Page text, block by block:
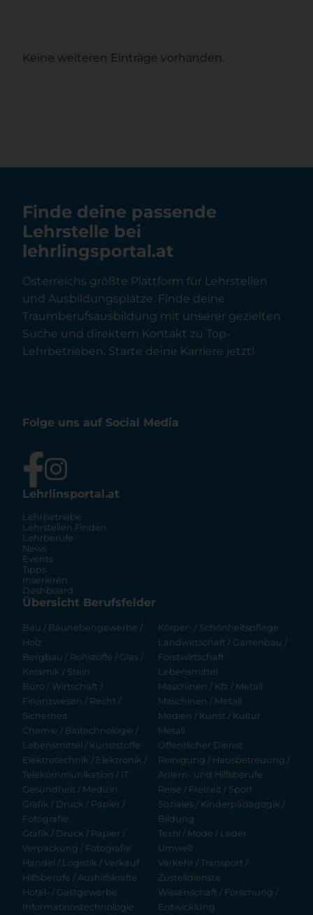
Keine weiteren Einträge vorhanden.
Finde deine passende
Lehrstelle bei
lehrlingsportal.at
Österreichs größte Plattform für Lehrstellen
und Ausbildungsplätze. Finde deine
Traumberufsausbildung mit unserer gezielten
Suche und direktem Kontakt zu Top-
Lehrbetrieben. Starte deine Karriere jetzt!
Folge uns auf Social Media
Lehrlinsportal.at
Lehrbetriebe
Lehrstellen Finden
Lehrberufe
News
Events
Tipps
Inserieren
Dashboard
Übersicht Berufsfelder
Bau / Baunebengewerbe /
Holz
Bergbau / Rohstoffe / Glas /
Keramik / Stein
Büro / Wirtschaft /
Finanzwesen / Recht /
Sicherheit
Chemie / Biotechnologie /
Lebensmittel / Kunststoffe
Elektrotechnik / Elektronik /
Telekommunikation / IT
Gesundheit / Medizin
Grafik / Druck / Papier /
Fotografie
Grafik / Druck / Papier /
Verpackung / Fotografie
Handel / Logistik / Verkauf
Hilfsberufe / Aushilfskräfte
Hotel- / Gastgewerbe
Informationstechnologie
Körper- / Schönheitspflege
Landwirtschaft / Gartenbau /
Forstwirtschaft
Lebensmittel
Maschinen / Kfz / Metall
Maschinen / Metall
Medien / Kunst / Kultur
Metall
Öffentlicher Dienst
Reinigung / Hausbetreuung /
Anlern- und Hilfsberufe
Reise / Freizeit / Sport
Soziales / Kinderpädagogik /
Bildung
Textil / Mode / Leder
Umwelt
Verkehr / Transport /
Zustelldienste
Wissenschaft / Forschung /
Entwicklung